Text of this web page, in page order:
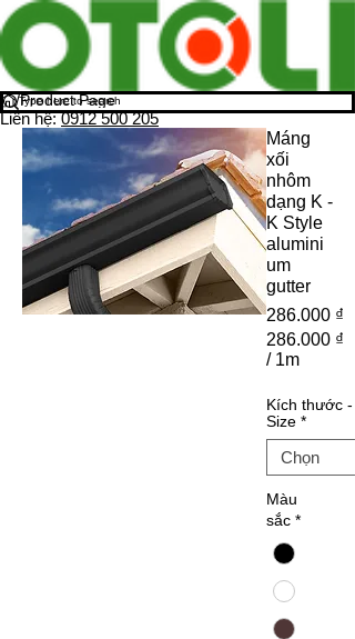
/Product Page
Liên hệ:0912 500 205
Máng
xối
nhôm
dạng K -
K Style
alumini
um
gutter
286.000 ₫
286.000 ₫
/ 1m
cho
mỗi
1
Mét
Kích thước -
Size *
Màu
sắc *